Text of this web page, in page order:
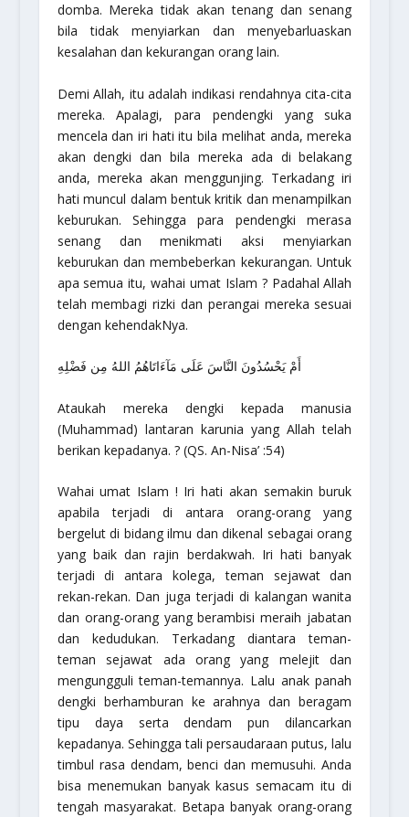
domba. Mereka tidak akan tenang dan senang
bila tidak menyiarkan dan menyebarluaskan
kesalahan dan kekurangan orang lain.
Demi Allah, itu adalah indikasi rendahnya cita-cita
mereka. Apalagi, para pendengki yang suka
mencela dan iri hati itu bila melihat anda, mereka
akan dengki dan bila mereka ada di belakang
anda, mereka akan menggunjing. Terkadang iri
hati muncul dalam bentuk kritik dan menampilkan
keburukan. Sehingga para pendengki merasa
senang dan menikmati aksi menyiarkan
keburukan dan membeberkan kekurangan. Untuk
apa semua itu, wahai umat Islam ? Padahal Allah
telah membagi rizki dan perangai mereka sesuai
dengan kehendakNya.
أَمْ يَحْسُدُونَ النَّاسَ عَلَى مَآءَاتَاهُمُ اللهُ مِن فَضْلِهِ
Ataukah mereka dengki kepada manusia
(Muhammad) lantaran karunia yang Allah telah
berikan kepadanya. ?(QS. An-Nisa’ :54)
Wahai umat Islam ! Iri hati akan semakin buruk
apabila terjadi di antara orang-orang yang
bergelut di bidang ilmu dan dikenal sebagai orang
yang baik dan rajin berdakwah. Iri hati banyak
terjadi di antara kolega, teman sejawat dan
rekan-rekan. Dan juga terjadi di kalangan wanita
dan orang-orang yang berambisi meraih jabatan
dan kedudukan. Terkadang diantara teman-
teman sejawat ada orang yang melejit dan
mengungguli teman-temannya. Lalu anak panah
dengki berhamburan ke arahnya dan beragam
tipu daya serta dendam pun dilancarkan
kepadanya. Sehingga tali persaudaraan putus, lalu
timbul rasa dendam, benci dan memusuhi. Anda
bisa menemukan banyak kasus semacam itu di
tengah masyarakat. Betapa banyak orang-orang